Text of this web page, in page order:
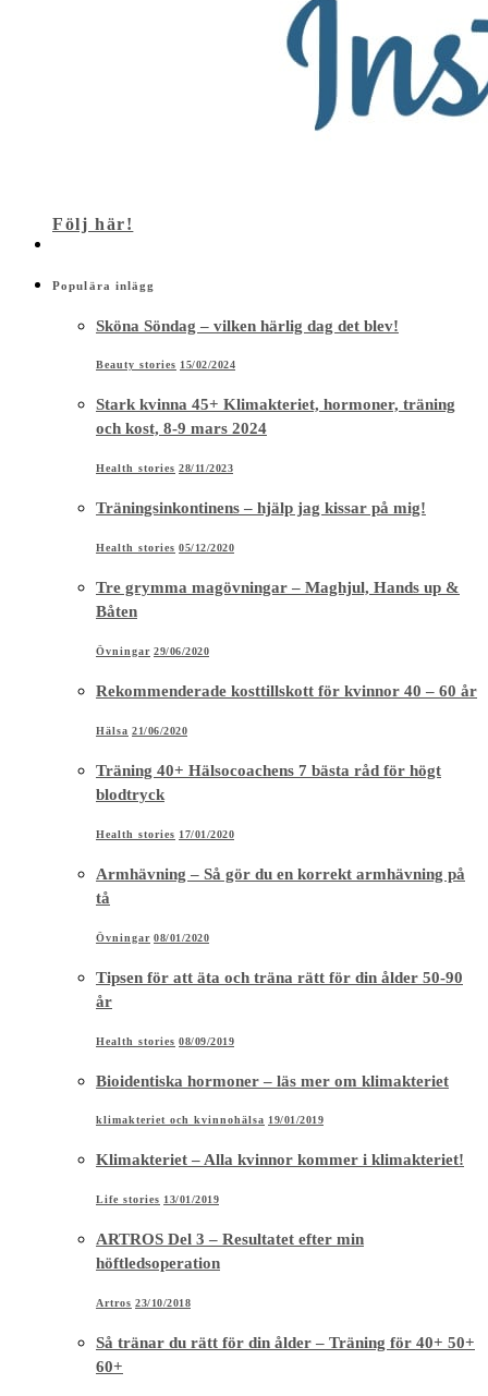
Följ här!
Populära inlägg
Sköna Söndag – vilken härlig dag det blev!
Beauty stories 15/02/2024
Stark kvinna 45+ Klimakteriet, hormoner, träning
och kost, 8-9 mars 2024
Health stories 28/11/2023
Träningsinkontinens – hjälp jag kissar på mig!
Health stories 05/12/2020
Tre grymma magövningar – Maghjul, Hands up &
Båten
Övningar 29/06/2020
Rekommenderade kosttillskott för kvinnor 40 – 60 år
Hälsa 21/06/2020
Träning 40+ Hälsocoachens 7 bästa råd för högt
blodtryck
Health stories 17/01/2020
Armhävning – Så gör du en korrekt armhävning på
tå
Övningar 08/01/2020
Tipsen för att äta och träna rätt för din ålder 50-90
år
Health stories 08/09/2019
Bioidentiska hormoner – läs mer om klimakteriet
klimakteriet och kvinnohälsa 19/01/2019
Klimakteriet – Alla kvinnor kommer i klimakteriet!
Life stories 13/01/2019
ARTROS Del 3 – Resultatet efter min
höftledsoperation
Artros 23/10/2018
Så tränar du rätt för din ålder – Träning för 40+ 50+
60+